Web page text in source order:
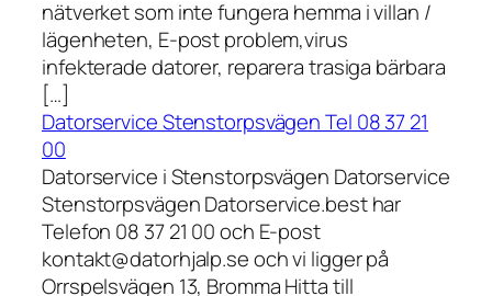
nätverket som inte fungera hemma i villan /
lägenheten, E-post problem,virus
infekterade datorer, reparera trasiga bärbara
[…]
Datorservice Stenstorpsvägen Tel 08 37 21
00
Datorservice i Stenstorpsvägen Datorservice
Stenstorpsvägen Datorservice.best har
Telefon 08 37 21 00 och E-post
kontakt@datorhjalp.se och vi ligger på
Orrspelsvägen 13, Bromma Hitta till